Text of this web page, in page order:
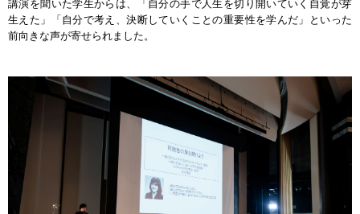
講演を聞いた学生からは、「自分の手で人生を切り開いていく自覚が芽
生えた」「自分で考え、決断していくことの重要性を学んだ」といった
前向きな声が寄せられました。